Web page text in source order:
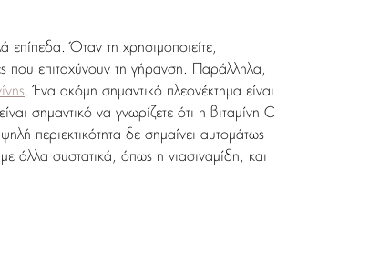
επίπεδα. Όταν τη χρησιμοποιείτε,
που επιταχύνουν τη γήρανση. Παράλληλα,
. Ένα ακόμη σημαντικό πλεονέκτημα είναι
σημαντικό να γνωρίζετε ότι η βιταμίνη C
περιεκτικότητα δε σημαίνει αυτομάτως
άλλα συστατικά, όπως η νιασιναμίδη, και